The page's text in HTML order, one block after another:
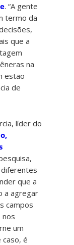
. “A gente
termo da
que a
na
estão
de
líder do
que a
a agregar
campos
nos
um
é